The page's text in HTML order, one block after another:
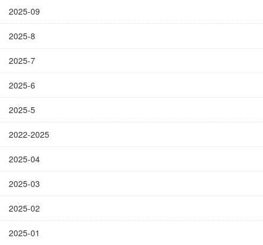
2025-09
2025-8
2025-7
2025-6
2025-5
2022-2025
2025-04
2025-03
2025-02
2025-01